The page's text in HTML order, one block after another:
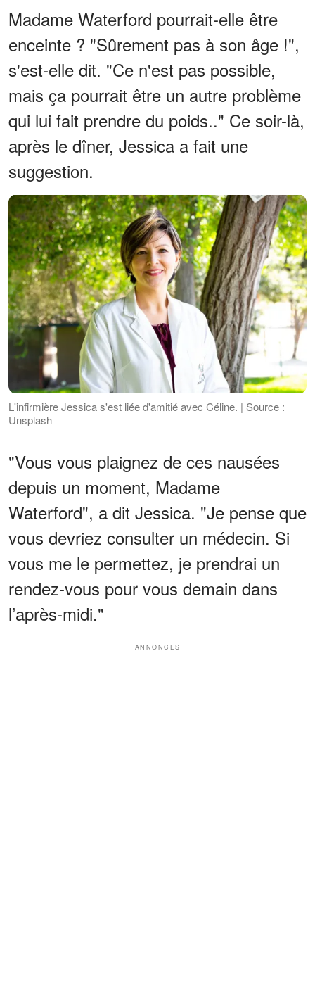
Madame Waterford pourrait-elle être
enceinte ? "Sûrement pas à son âge !",
s'est-elle dit. "Ce n'est pas possible,
mais ça pourrait être un autre problème
qui lui fait prendre du poids.." Ce soir-là,
après le dîner, Jessica a fait une
suggestion.
L'infirmière Jessica s'est liée d'amitié avec Céline. | Source :
Unsplash
"Vous vous plaignez de ces nausées
depuis un moment, Madame
Waterford", a dit Jessica. "Je pense que
vous devriez consulter un médecin. Si
vous me le permettez, je prendrai un
rendez-vous pour vous demain dans
l’après-midi."
ANNONCES